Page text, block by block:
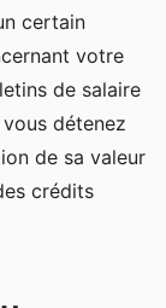
certain
votre
de salaire
détenez
de sa valeur
crédits